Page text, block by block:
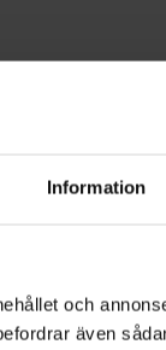
Information
och
även